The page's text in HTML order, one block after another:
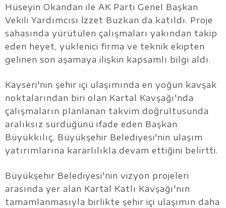
Hüseyin Okandan ile AK Parti Genel Başkan
Vekili Yardımcısı İzzet Buzkan da katıldı. Proje
sahasında yürütülen çalışmaları yakından takip
eden heyet, yüklenici firma ve teknik ekipten
gelinen son aşamaya ilişkin kapsamlı bilgi aldı.
Kayseri'nin şehir içi ulaşımında en yoğun kavşak
noktalarından biri olan Kartal Kavşağı'nda
çalışmaların planlanan takvim doğrultusunda
aralıksız sürdüğünü ifade eden Başkan
Büyükkılıç, Büyükşehir Belediyesi'nin ulaşım
yatırımlarına kararlılıkla devam ettiğini belirtti.
Büyükşehir Belediyesi'nin vizyon projeleri
arasında yer alan Kartal Katlı Kavşağı'nın
tamamlanmasıyla birlikte şehir içi ulaşımın daha